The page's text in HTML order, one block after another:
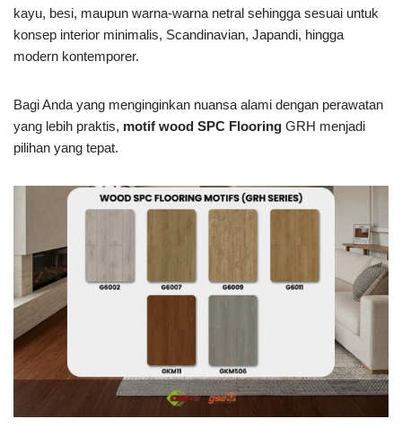
kayu, besi, maupun warna-warna netral sehingga sesuai untuk
konsep interior minimalis, Scandinavian, Japandi, hingga
modern kontemporer.
Bagi Anda yang menginginkan nuansa alami dengan perawatan
yang lebih praktis, motif wood SPC Flooring GRH menjadi
pilihan yang tepat.